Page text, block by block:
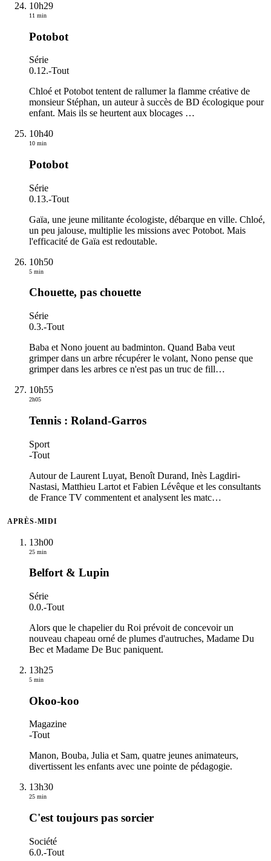
10h29
11 min
Potobot
Série
0.12.-Tout
Chloé et Potobot tentent de rallumer la flamme créative de
monsieur Stéphan, un auteur à succès de BD écologique pour
enfant. Mais ils se heurtent aux blocages …
10h40
10 min
Potobot
Série
0.13.-Tout
Gaïa, une jeune militante écologiste, débarque en ville. Chloé,
un peu jalouse, multiplie les missions avec Potobot. Mais
l'efficacité de Gaïa est redoutable.
10h50
5 min
Chouette, pas chouette
Série
0.3.-Tout
Baba et Nono jouent au badminton. Quand Baba veut
grimper dans un arbre récupérer le volant, Nono pense que
grimper dans les arbres ce n'est pas un truc de fill…
10h55
2h05
Tennis : Roland-Garros
Sport
-Tout
Autour de Laurent Luyat, Benoît Durand, Inès Lagdiri-
Nastasi, Matthieu Lartot et Fabien Lévêque et les consultants
de France TV commentent et analysent les matc…
APRÈS-MIDI
13h00
25 min
Belfort & Lupin
Série
0.0.-Tout
Alors que le chapelier du Roi prévoit de concevoir un
nouveau chapeau orné de plumes d'autruches, Madame Du
Bec et Madame De Buc paniquent.
13h25
5 min
Okoo-koo
Magazine
-Tout
Manon, Bouba, Julia et Sam, quatre jeunes animateurs,
divertissent les enfants avec une pointe de pédagogie.
13h30
25 min
C'est toujours pas sorcier
Société
6.0.-Tout